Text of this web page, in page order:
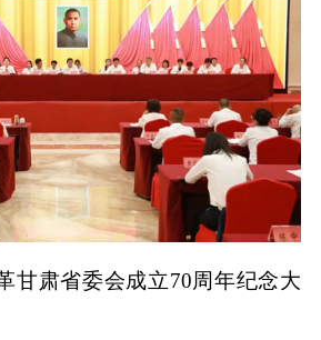
甘肃省委会成立70周年纪念大